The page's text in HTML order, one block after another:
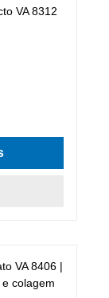
VA 8312